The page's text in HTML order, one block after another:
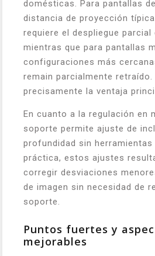
domésticas. Para pantallas
distancia de proyección
requiere el despliegue parcial
mientras que para pantallas
configuraciones más
remain parcialmente
precisamente la ventaja
En cuanto a la regulación en
soporte permite ajuste de
profundidad sin herramientas
práctica, estos ajustes
corregir desviaciones
de imagen sin necesidad de
soporte.
Puntos fuertes y
mejorables